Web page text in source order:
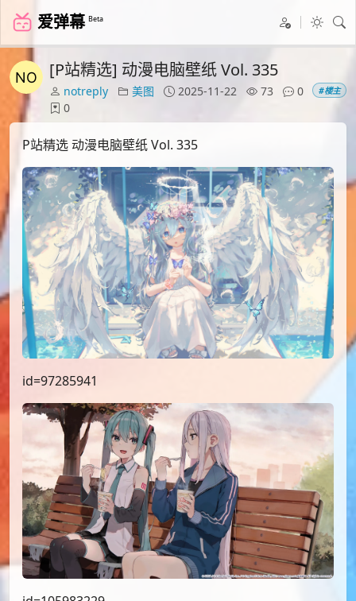
爱弹幕 Beta
[P站精选] 动漫电脑壁纸 Vol. 335
notreply 美图 2025-11-22 73
0
0
#楼主
P站精选 动漫电脑壁纸 Vol. 335
id=97285941